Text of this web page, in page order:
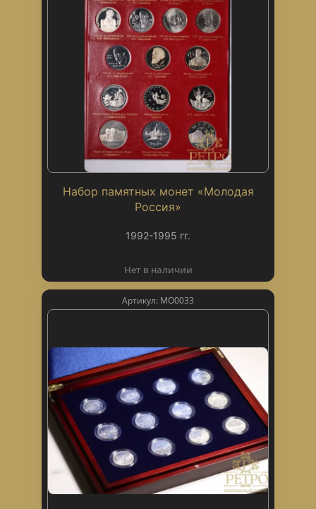
Набор памятных монет «Молодая
Россия»
1992-1995 гг.
Нет в наличии
Артикул: МО0033